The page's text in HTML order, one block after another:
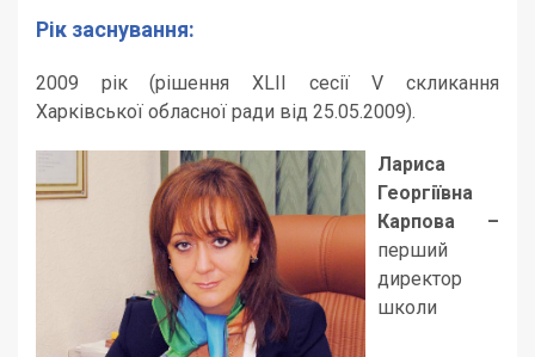
Рік заснування:
2009 рік (рішення XLІІ сесії V скликання
Харківської обласної ради від 25.05.2009).
Лариса
Георгіївна
Карпова –
перший
директор
школи